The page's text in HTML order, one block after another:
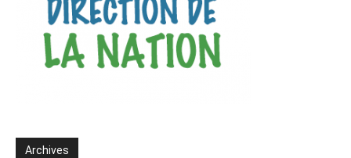
Archives